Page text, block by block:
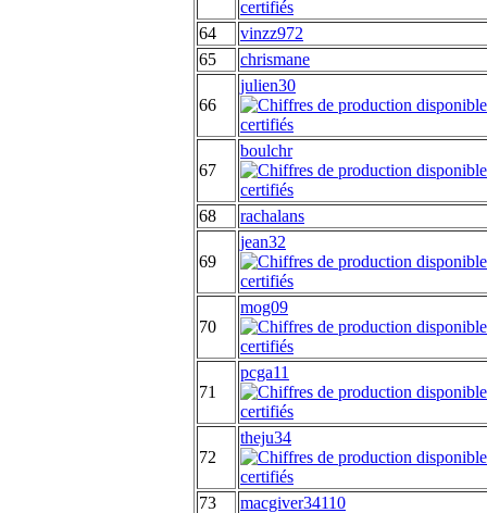
64
vinzz972
65
chrismane
66
julien30
67
boulchr
68 rachalans
69
jean32
70
mog09
71
pcga11
72
theju34
73 macgiver34110